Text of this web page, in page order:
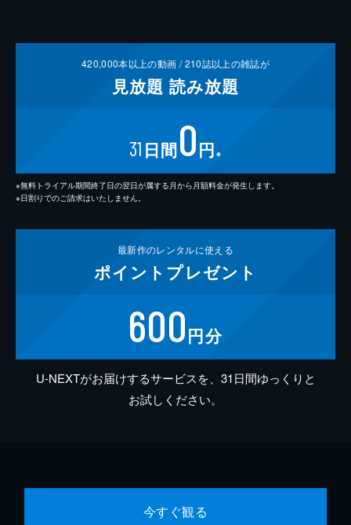
420,000本以上の動画 /210誌以上の雑誌が
見放題 読み放題
31 日間0円 ※
※無料トライアル期間終了日の翌日が属する月から月額料金が発生します。
※日割りでのご請求はいたしません。
最新作のレンタルに使える
ポイント プレゼント
600円分
U-NEXTがお届けするサービスを、31日間ゆっくりと
お試しください。
今すぐ観る